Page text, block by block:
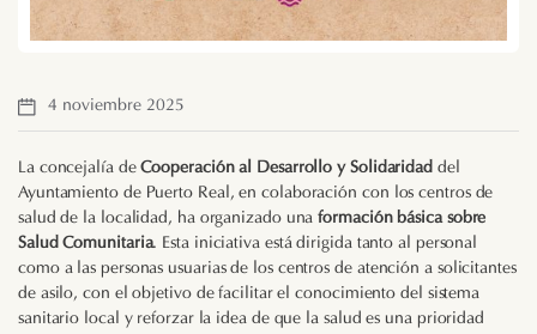
4 noviembre 2025
La concejalía deCooperación al Desarrollo y Solidaridaddel
Ayuntamiento de Puerto Real, en colaboración con los centros de
salud de la localidad, ha organizado una formación básica sobre
Salud Comunitaria. Esta iniciativa está dirigida tanto al personal
como a las personas usuarias de los centros de atención a solicitantes
de asilo, con el objetivo de facilitar el conocimiento del sistema
sanitario local y reforzar la idea de que la salud es una prioridad